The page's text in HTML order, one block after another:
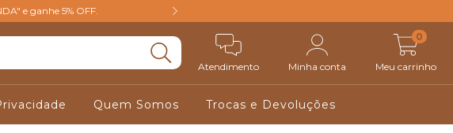
e ganhe 5% OFF.
Atendimento Minha conta Meu carrinho
0
Quem Somos Trocas e Devoluções